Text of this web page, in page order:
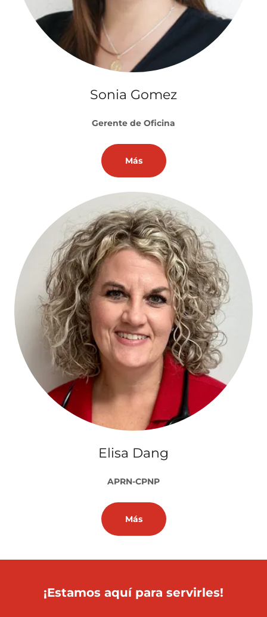
Sonia Gomez
Gerente de Oficina
Más
Elisa Dang
APRN-CPNP
Más
¡Estamos aquí para servirles!